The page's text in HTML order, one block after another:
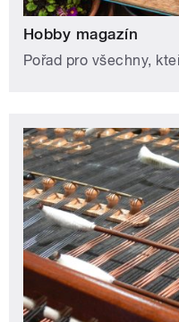
Hobby magazín
Pořad pro všechny,